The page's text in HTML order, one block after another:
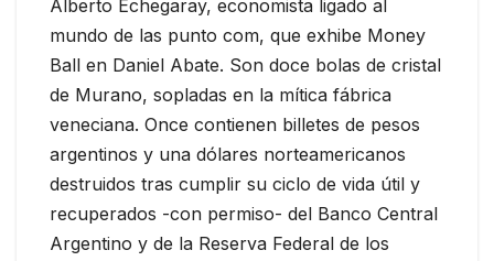
Alberto Echegaray, economista ligado al
mundo de las punto com, que exhibe Money
Ball en Daniel Abate. Son doce bolas de cristal
de Murano, sopladas en la mítica fábrica
veneciana. Once contienen billetes de pesos
argentinos y una dólares norteamericanos
destruidos tras cumplir su ciclo de vida útil y
recuperados -con permiso- del Banco Central
Argentino y de la Reserva Federal de los